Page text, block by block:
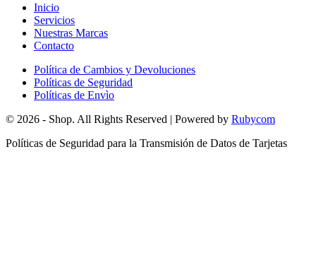
Inicio
Servicios
Nuestras Marcas
Contacto
Política de Cambios y Devoluciones
Políticas de Seguridad
Políticas de Envìo
© 2026 - Shop. All Rights Reserved | Powered by Rubycom
Políticas de Seguridad para la Transmisión de Datos de Tarjetas